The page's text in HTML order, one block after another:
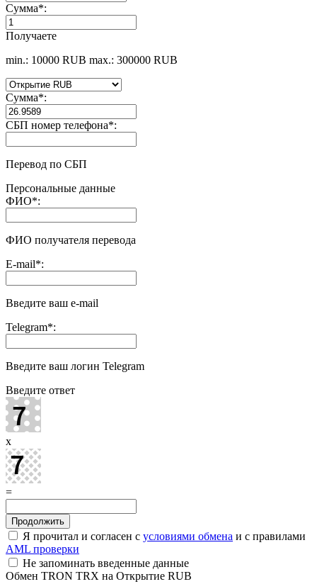
Сумма*:
Получаете
min.: 10000 RUB max.: 300000 RUB
Сумма*:
СБП номер телефона*:
Перевод по СБП
Персональные данные
ФИО*:
ФИО получателя перевода
E-mail*:
Введите ваш e-mail
Telegram*:
Введите ваш логин Telegram
Введите ответ
x
=
Я прочитал и согласен с условиями обмена и с правилами
AML проверки
Не запоминать введенные данные
Обмен TRON TRX на Открытие RUB